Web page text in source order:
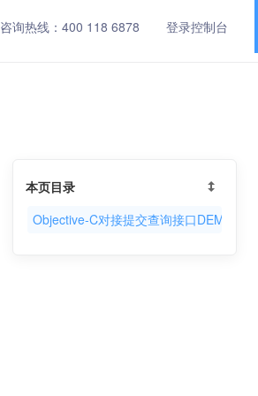
咨询热线： 400 118 6878 登录控制台
本页目录
Objective-C对接提交查询接口DEMO示例